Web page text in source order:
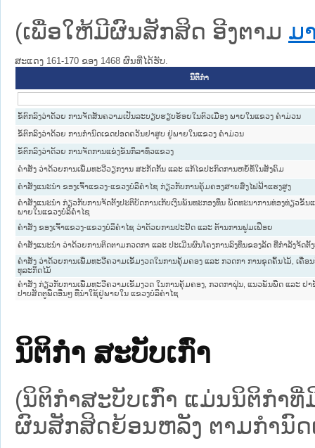
(ເພື່ອໃຫ້ມີຜົນສັກສິດ ອີງຕາມ ມ
ສະແດງ 161-170 ຂອງ 1468 ຜົນທີ່ໄດ້ຮັບ.
ນິຕິກໍາ
ຂໍ້ຕົກລົງວ່າດ້ວຍ ການຈັດສັນຄວາມເປັນລະບຽບຮຽບຮ້ອຍໃນຕົວເມືອງ ພາຍໃນແຂວງ ຄຳມ່ວນ
ຂໍ້ຕົກລົງວ່າດ້ວຍ ການກຳນົດເຂດປອດຄວັນຢາສູບ ຢູ່ພາຍໃນແຂວງ ຄຳມ່ວນ
ຂໍ້ຕົກລົງວ່າດ້ວຍ ການຈັດການແຂ່ງຂັນກິລາທົ່ວແຂວງ
ຄຳສັ່ງ ວ່າດ້ວຍການເພີ່ມທະວີວຽກງານ ສະກັດກັ້ນ ແລະ ແກ້ໄຂປະກົດການຫຍໍ້ທໍ້ໃນສັງຄົມ
ຄຳສັ່ງແນະນຳ ຂອງເຈົ້າແຂວງ-ແຂວງບໍລິຄຳໄຊ ກ່ຽວກັບການຄຸ້ມຄອງສາຍສົ່ງໄຟຟ້າແຮງສູງ
ຄຳສັ່ງແນະນຳ ກ່ຽວກັບການຈັດຕັ້ງປະຕິບັດການເກັບເງິນພັນທະກອງທຶນ ພັດທະນາການທ່ອງທ່ຽວຂັ້ນ
ພາຍໃນແຂວງບໍລິຄຳໄຊ
ຄຳສັ່ງ ຂອງເຈົ້າແຂວງ-ແຂວງບໍລິຄຳໄຊ ວ່າດ້ວຍການປະຢັດ ແລະ ຕ້ານການຟູມເຟືອຍ
ຄຳສັ່ງແນະນຳ ວ່າດ້ວຍການຕິດຕາມກວດກາ ແລະ ປະເມີນຜົນໂຄງການລົງທຶນຂອງລັດ ທີ່ກຳລັງຈັດຕັ້
ຄຳສັ່ງ ວ່າດ້ວຍການເພີ່ມທະວີຄວາມເຂັ້ມງວດໃນການຄຸ້ມຄອງ ແລະ ກວດກາ ການຂຸດຄົ້ນໄມ້, ເຄື່ອ
ທຸລະກິດໄມ້
ຄຳສັ່ງ ກ່ຽວກັບການເພີ່ມທະວີຄວາມເຂັ້ມງວດ ໃນການຄຸ້ມຄອງ, ກວດກາຝຸ່ນ, ແນວພັນພືດ ແລະ ຢ
ປາບສັດຕູພືດອື່ນໆ ທີ່ນຳໃຊ້ຢູ່ພາຍໃນ ແຂວງບໍລິຄຳໄຊ
ນິຕິກໍາ ສະບັບເກົ່າ
(ນິຕິກໍາສະບັບເກົ່າ ແມ່ນນິຕິກໍາ
ຜົນສັກສິດຍ້ອນຫລັງ ຕາມກໍານົດ